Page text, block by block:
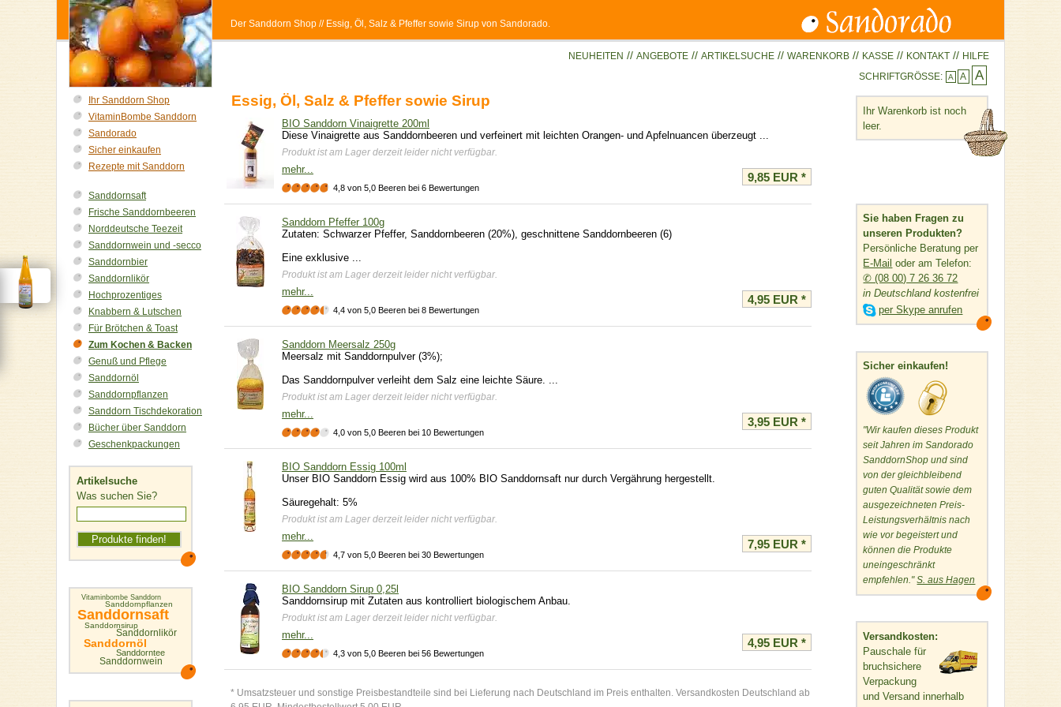
Der Sanddorn Shop // Essig, Öl, Salz & Pfeffer sowie Sirup von Sandorado.
NEUHEITEN // ANGEBOTE // ARTIKELSUCHE // WARENKORB // KASSE // KONTAKT // HILFE
Ihr Sanddorn Shop
VitaminBombe Sanddorn
Sandorado
Sicher einkaufen
Rezepte mit Sanddorn
Sanddornsaft
Frische Sanddornbeeren
Norddeutsche Teezeit
Sanddornwein und -secco
Sanddornbier
Sanddornlikör
Hochprozentiges
Knabbern & Lutschen
Für Brötchen & Toast
Zum Kochen & Backen
Genuß und Pflege
Sanddornöl
Sanddornpflanzen
Sanddorn Tischdekoration
Bücher über Sanddorn
Geschenkpackungen
Artikelsuche
Was suchen Sie?
Vitaminbombe Sanddorn
Sanddornpflanzen
Sanddornsaft
Sanddornsirup
Sanddornlikör
Sanddornöl
Sanddorntee
Sanddornwein
SCHRIFTGRÖSSE: A A A
Ihr Warenkorb ist noch
leer.
Sie haben Fragen zu
unseren Produkten?
Persönliche Beratung per
E-Mail oder am Telefon:
✆ (08 00) 7 26 36 72
in Deutschland kostenfrei
 per Skype anrufen
Sicher einkaufen!
"Wir kaufen dieses Produkt
seit Jahren im Sandorado
SanddornShop und sind
von der gleichbleibend
guten Qualität sowie dem
ausgezeichneten Preis-
Leistungsverhältnis nach
wie vor begeistert und
können die Produkte
uneingeschränkt
empfehlen."S. aus Hagen
Versandkosten:
Pauschale für
bruchsichere
Verpackung
und Versand innerhalb
Essig, Öl, Salz & Pfeffer sowie Sirup
BIO Sanddorn Vinaigrette 200ml
Diese Vinaigrette aus Sanddornbeeren und verfeinert mit leichten Orangen- und Apfelnuancen überzeugt ...
Produkt ist am Lager derzeit leider nicht verfügbar.
mehr...
4,8 von 5,0 Beeren bei 6 Bewertungen
9,85 EUR *
Sanddorn Pfeffer 100g
Zutaten: Schwarzer Pfeffer, Sanddornbeeren (20%), geschnittene Sanddornbeeren (6)
Eine exklusive ...
Produkt ist am Lager derzeit leider nicht verfügbar.
mehr...
4,4 von 5,0 Beeren bei 8 Bewertungen
4,95 EUR *
Sanddorn Meersalz 250g
Meersalz mit Sanddornpulver (3%);
Das Sanddornpulver verleiht dem Salz eine leichte Säure. ...
Produkt ist am Lager derzeit leider nicht verfügbar.
mehr...
4,0 von 5,0 Beeren bei 10 Bewertungen
3,95 EUR *
BIO Sanddorn Essig 100ml
Unser BIO Sanddorn Essig wird aus 100% BIO Sanddornsaft nur durch Vergährung hergestellt.
Säuregehalt: 5%
Produkt ist am Lager derzeit leider nicht verfügbar.
mehr...
4,7 von 5,0 Beeren bei 30 Bewertungen
7,95 EUR *
BIO Sanddorn Sirup 0,25l
Sanddornsirup mit Zutaten aus kontrolliert biologischem Anbau.
Produkt ist am Lager derzeit leider nicht verfügbar.
mehr...
4,3 von 5,0 Beeren bei 56 Bewertungen
4,95 EUR *
* Umsatzsteuer und sonstige Preisbestandteile sind bei Lieferung nach Deutschland im Preis enthalten. Versandkosten Deutschland ab